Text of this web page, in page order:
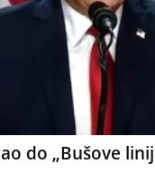
do „Bušove